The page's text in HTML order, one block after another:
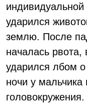
ударился
землю. После
началась рвота,
ударился лбом
ночи у
головокружения.